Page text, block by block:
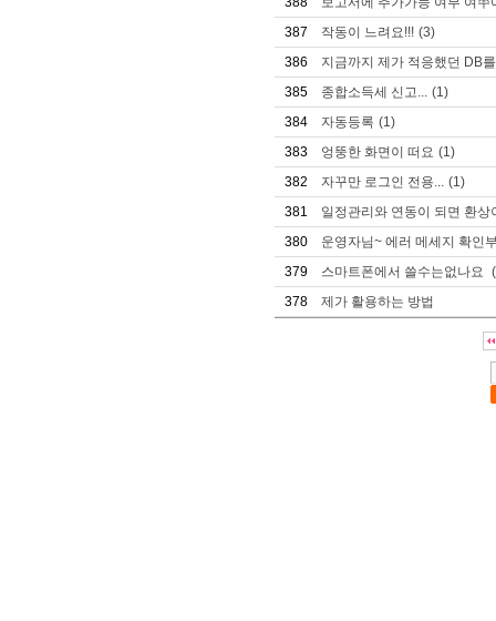
387
작동이 느려요!!! (3)
386
지금까지 제가 적응했던 DB
385
종합소득세 신고... (1)
384
자동등록 (1)
383
엉뚱한 화면이 떠요 (1)
382
자꾸만 로그인 전용... (1)
381
일정관리와 연동이 되면 환상
380
운영자님~ 에러 메세지 확인
379
스마트폰에서 쓸수는없나요
378
제가 활용하는 방법